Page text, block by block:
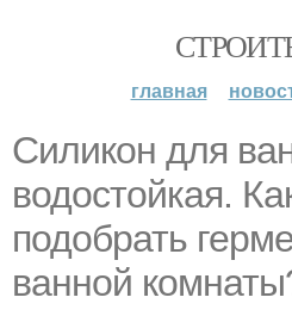
главная
Силикон для
водостойкая.
подобрать
ванной